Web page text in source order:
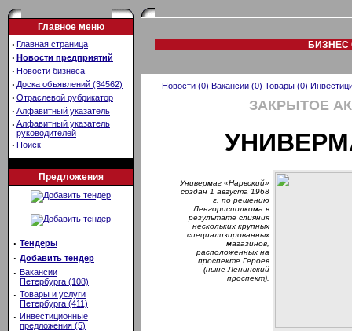
Главное меню
· Главная страница
· Новости предприятий
· Новости бизнеса
· Доска объявлений (34562)
· Отраслевой рубрикатор
· Алфавитный указатель
· Алфавитный указатель
руководителей
· Поиск
Предложения
· Тендеры
· Добавить тендер
· Вакансии
Петербурга (108)
· Товары и услуги
Петербурга (411)
· Инвестиционные
предложения (5)
БИЗНЕС
Новости (0) Вакансии (0) Товары (0)
ЗАКРЫТОЕ
Универмаг «Нарвский»
создан 1 августа 1968
г. по решению
Ленгорисполкома в
результате слияния
нескольких крупных
специализированных
магазинов,
расположенных на
проспекте Героев
(ныне Ленинский
проспект).